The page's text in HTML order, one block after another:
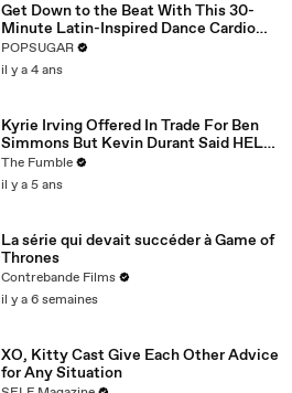
Get Down to the Beat With This 30-
Minute Latin-Inspired Dance Cardio
Routine
POPSUGAR
il y a 4 ans
Kyrie Irving Offered In Trade For Ben
Simmons But Kevin Durant Said HELL
NO, Shut Down Trade
The Fumble
il y a 5 ans
La série qui devait succéder à Game of
Thrones
Contrebande Films
il y a 6 semaines
XO, Kitty Cast Give Each Other Advice
for Any Situation